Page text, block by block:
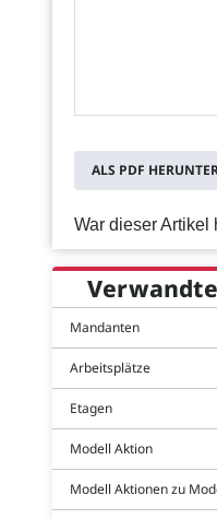
ALS PDF
War dieser Artikel
Mandanten
Arbeitsplätze
Etagen
Modell Aktion
Modell Aktionen zu